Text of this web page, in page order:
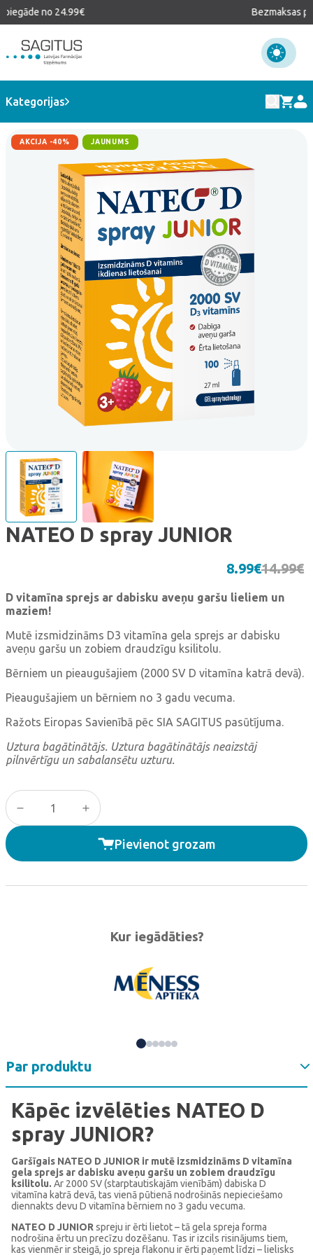
no 24.99€ Bezmaksas
Kategorijas
E-veikals>D vitamīns
AKCIJA -40% JAUNUMS
NATEO D spray JUNIOR
€
14.99
€
8.99
D vitamīna sprejs ar dabisku aveņu garšu lieliem un
maziem!
Mutē izsmidzināms D3 vitamīna gela sprejs ar dabisku
aveņu garšu un zobiem draudzīgu ksilitolu.
Bērniem un pieaugušajiem (2000 SV D vitamīna katrā devā).
Pieaugušajiem un bērniem no 3 gadu vecuma.
Ražots Eiropas Savienībā pēc SIA SAGITUS pasūtījuma.
Uztura bagātinātājs. Uztura bagātinātājs neaizstāj
pilnvērtīgu un sabalansētu uzturu.
NATEO D spray JUNIOR quantity
Pievienot grozam
Kur iegādāties?
Par produktu
Kāpēc izvēlēties NATEO D
spray JUNIOR?
Garšīgais NATEO D JUNIOR ir mutē izsmidzināms D vitamīna
gela sprejs ar dabisku aveņu garšu un zobiem draudzīgu
ksilitolu. Ar 2000 SV (starptautiskajām vienībām) dabiska D
vitamīna katrā devā, tas vienā pūtienā nodrošinās nepieciešamo
diennakts devu D vitamīna bērniem no 3 gadu vecuma.
NATEO D JUNIORspreju ir ērti lietot – tā gela spreja forma
nodrošina ērtu un precīzu dozēšanu. Tas ir izcils risinājums tiem,
kas vienmēr ir steigā, jo spreja flakonu ir ērti paņemt līdzi – lielisks